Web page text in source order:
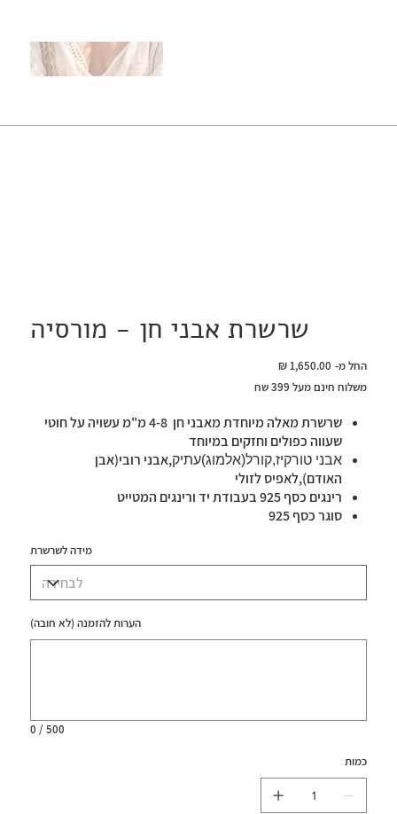
שרשרת אבני חן - מורסיה
החל מ- מחיר
משלוח חינם מעל 399 שח
שרשרת מאלה מיוחדת מאבני חן 4-8 מ"מ עשויה על חוטי
שעווה כפולים וחזקים במיוחד
אבני טורקיז,קורל(אלמוג)עתיק,אבני רובי(אבן
האודם),לאפיס לזולי
רינגים כסף 925 בעבודת יד ורינגים המטייט
סוגר כסף 925
מידה לשרשרת
הערות להזמנה (לא חובה)
0 / 500
כמות